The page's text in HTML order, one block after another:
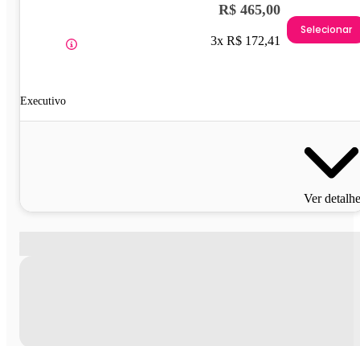
Executivo
R$ 465,00
3x R$ 172,41
Selecionar
Ver